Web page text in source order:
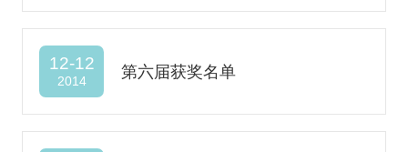
12-12
2014
第六届获奖名单